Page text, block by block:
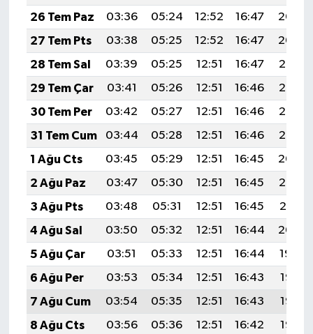
26 Tem Paz
03:36 05:24 12:52 16:47
20:09
27 Tem Pts
03:38 05:25 12:52 16:47
20:09
28 Tem Sal
03:39 05:25 12:51 16:47
20:08
29 Tem Çar
03:41 05:26 12:51 16:46
20:07
30 Tem Per
03:42 05:27 12:51 16:46
20:06
31 Tem Cum
03:44 05:28 12:51 16:46
20:05
1 Ağu Cts
03:45 05:29 12:51 16:45
20:04
2 Ağu Paz
03:47 05:30 12:51 16:45
20:02
3 Ağu Pts
03:48 05:31 12:51 16:45
20:01
4 Ağu Sal
03:50 05:32 12:51 16:44
20:00
5 Ağu Çar
03:51 05:33 12:51 16:44
19:59
6 Ağu Per
03:53 05:34 12:51 16:43
19:58
7 Ağu Cum
03:54 05:35 12:51 16:43
19:57
8 Ağu Cts
03:56 05:36 12:51 16:42
19:55